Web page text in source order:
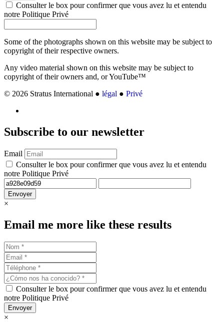
Consulter le box pour confirmer que vous avez lu et entendu
notre Politique Privé
Some of the photographs shown on this website may be subject to
copyright of their respective owners.
Any video material shown on this website may be subject to
copyright of their owners and, or YouTube™
© 2026 Stratus International ● légal ● Privé
Subscribe to our newsletter
Email
Consulter le box pour confirmer que vous avez lu et entendu
notre Politique Privé
Envoyer
×
Email me more like these results
Consulter le box pour confirmer que vous avez lu et entendu
notre Politique Privé
Envoyer
×